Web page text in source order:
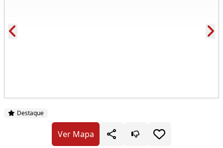
Destaque
Ver Mapa